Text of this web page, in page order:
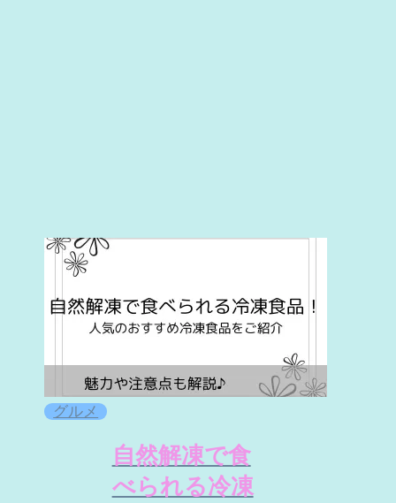
グルメ
自然解凍で食
べられる冷凍